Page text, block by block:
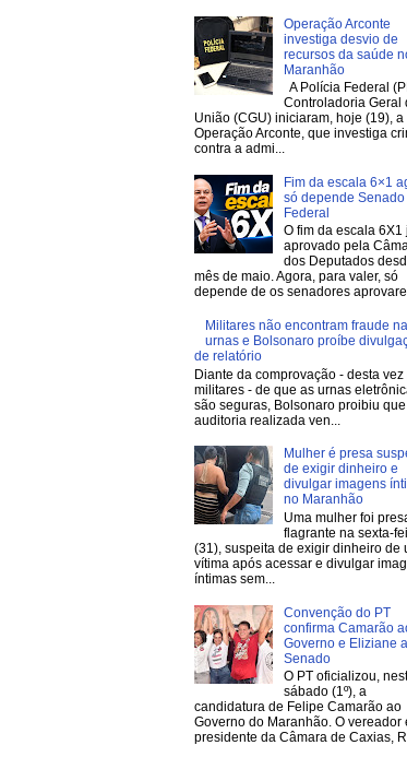
Operação Arconte
investiga desvio de
recursos da saúde
Maranhão
A Polícia Federal
Controladoria Geral
União (CGU) iniciaram, hoje (19), a
Operação Arconte, que investiga
contra a admi...
Fim da escala 6×1
só depende Senado
Federal
O fim da escala 6X1
aprovado pela
dos Deputados
mês de maio. Agora, para valer, só
depende de os senadores
Militares não encontram fraude
urnas e Bolsonaro proíbe
de relatório
Diante da comprovação - desta
militares - de que as urnas
são seguras, Bolsonaro proibiu que
auditoria realizada ven...
Mulher é presa
de exigir dinheiro e
divulgar imagens
no Maranhão
Uma mulher foi
flagrante na sexta-
(31), suspeita de exigir dinheiro de
vítima após acessar e divulgar
íntimas sem...
Convenção do PT
confirma Camarão
Governo e Eliziane
Senado
O PT oficializou,
sábado (1º), a
candidatura de Felipe Camarão ao
Governo do Maranhão. O vereador
presidente da Câmara de Caxias,